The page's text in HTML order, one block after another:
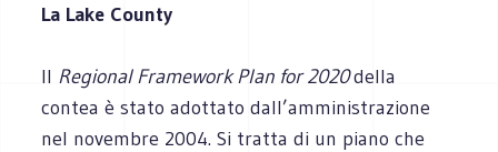
La Lake County
Il Regional Framework Plan for 2020della
contea è stato adottato dall’amministrazione
nel novembre 2004. Si tratta di un piano che